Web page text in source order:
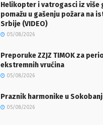
Helikopter i vatrogasci iz više
pomažu u gašenju požara na
Srbije (VIDEO)
05/08/2026
Preporuke ZZJZ TIMOK za
ekstremnih vrućina
05/08/2026
Praznik harmonike u
05/08/2026